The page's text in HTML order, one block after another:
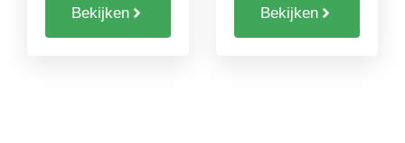
Bekijken
was:
Bekijken